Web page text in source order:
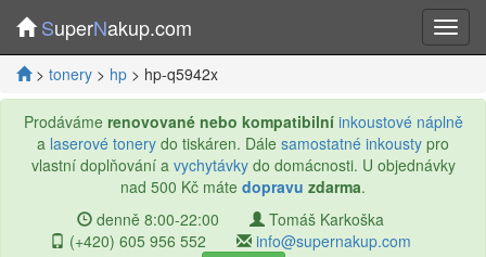
SuperNakup.com
> tonery > hp > hp-q5942x
Prodáváme renovované nebo kompatibilní inkoustové náplně
a laserové tonery do tiskáren. Dále samostatné inkousty pro
vlastní doplňování a vychytávkydo domácnosti. U objednávky
nad 500 Kč máte dopravu zdarma.
denně 8:00-22:00
Tomáš Karkoška
(+420) 605 956 552
info@supernakup.com